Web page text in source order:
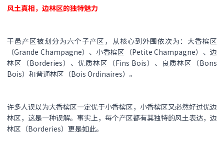
风土真相，边林区的独特魅力
干邑产区被划分为六个子产区，从核心到外围依次为：大香槟区
（Grande Champagne）、小香槟区（Petite Champagne）、边
林区（Borderies）、优质林区（Fins Bois）、良质林区（Bons
Bois）和普通林区（Bois Ordinaires）。
许多人误以为大香槟区一定优于小香槟区，小香槟区又必然好过优边
林区，这是一种误解。事实上，每个产区都有其独特的风土表达，边
林区（Borderies）更是如此。